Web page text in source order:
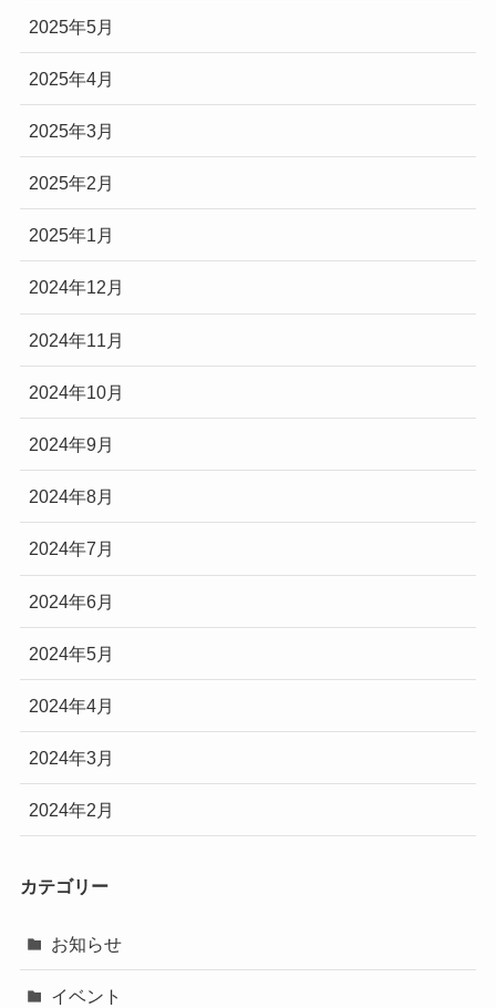
2025年5月
2025年4月
2025年3月
2025年2月
2025年1月
2024年12月
2024年11月
2024年10月
2024年9月
2024年8月
2024年7月
2024年6月
2024年5月
2024年4月
2024年3月
2024年2月
カテゴリー
お知らせ
イベント